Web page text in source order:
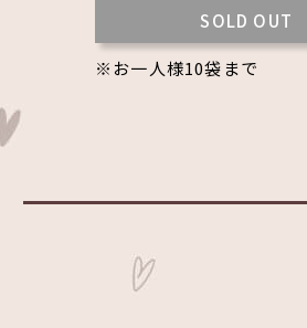
SOLD OUT
※お一人様10袋まで